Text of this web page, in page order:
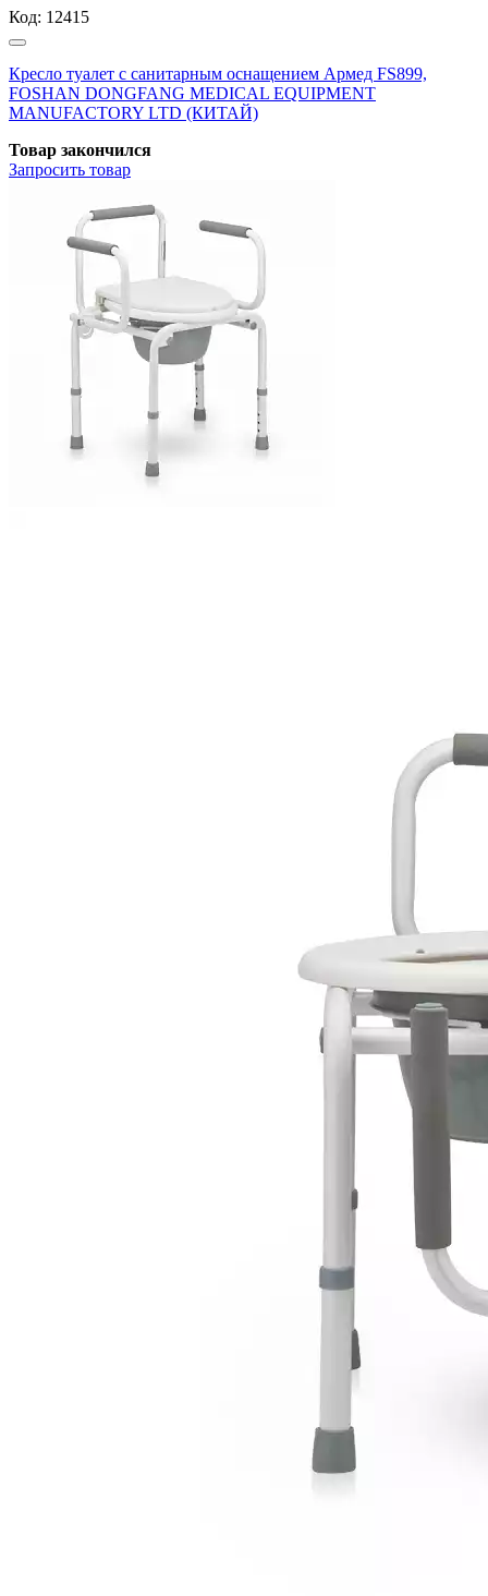
Код: 12415
Кресло туалет с санитарным оснащением Армед FS899,
FOSHAN DONGFANG MEDICAL EQUIPMENT
MANUFACTORY LTD (КИТАЙ)
Товар закончился
Запросить товар